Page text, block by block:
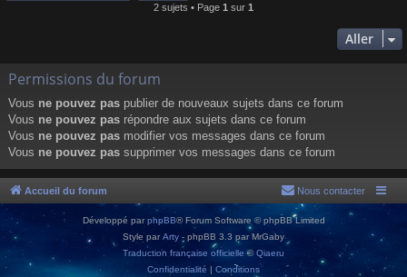
2 sujets • Page 1 sur 1
Aller
Permissions du forum
Vous ne pouvez pas publier de nouveaux sujets dans ce forum
Vous ne pouvez pas répondre aux sujets dans ce forum
Vous ne pouvez pas modifier vos messages dans ce forum
Vous ne pouvez pas supprimer vos messages dans ce forum
Accueil du forum Nous contacter
Développé par phpBB® Forum Software © phpBB Limited
Style par Arty - phpBB 3.3 par MrGaby
Traduction française officielle ©Qiaeru
Confidentialité | Conditions